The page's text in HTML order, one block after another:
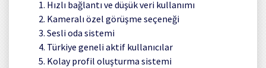
Hızlı bağlantı ve düşük veri kullanımı
Kameralı özel görüşme seçeneği
Sesli oda sistemi
Türkiye geneli aktif kullanıcılar
Kolay profil oluşturma sistemi